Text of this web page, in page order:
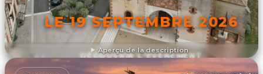
Aperçu de la description
LE 19 SEPTEMBRE 2026
DÉCOUVRIR L'ÉVÉNEMENT